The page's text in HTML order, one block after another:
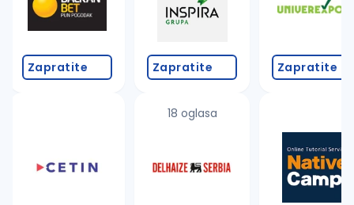
proverite pravopisne greške (koristite č, ć, š, đ,
promenite odabrane filtere pretrage
Zapratite Zapratite
18 oglasa
Zapratite